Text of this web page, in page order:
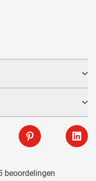
Pinterest
is 85
beoordelingen